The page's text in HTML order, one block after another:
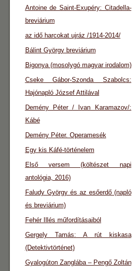
Antoine de Saint-Exupéry: Citadella-
breviárium
az idő harcokat ujráz /1914-2014/
Bálint György breviárium
Bigonya (mosolygó magyar irodalom)
Cseke Gábor-Szonda Szabolcs:
Hajónapló József Attilával
Demény Péter / Ivan Karamazov/:
Kábé
Demény Péter. Operamesék
Egy kis Káfé-történelem
Első versem (költészet napi
antológia, 2016)
Faludy György és az esőerdő (napló
és breviárium)
Fehér Illés műfordításaiból
Gergely Tamás: A rút kiskasa
(Detektivtörténet)
Gyalogúton Zanglába – Pengő Zoltán